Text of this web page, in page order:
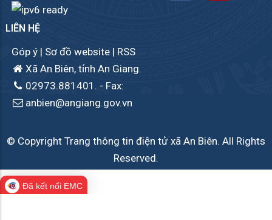
LIÊN HỆ
Góp ý | Sơ đồ website | RSS
Xã An Biên, tỉnh An Giang.
02973.881401. - Fax:
anbien@angiang.gov.vn
© Copyright Trang thông tin điện tử xã An Biên. All Rights
Reserved.
Đã kết nối EMC